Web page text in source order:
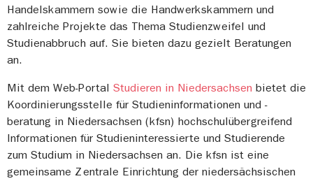
Handelskammern sowie die Handwerkskammern und
zahlreiche Projekte das Thema Studienzweifel und
Studienabbruch auf. Sie bieten dazu gezielt Beratungen
an.
Mit dem Web-Portal Studieren in Niedersachsen bietet die
Koordinierungsstelle für Studieninformationen und -
beratung in Niedersachsen (kfsn) hochschulübergreifend
Informationen für Studieninteressierte und Studierende
zum Studium in Niedersachsen an. Die kfsn ist eine
gemeinsame Zentrale Einrichtung der niedersächsischen